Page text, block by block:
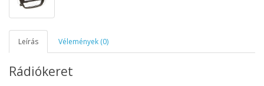
Leírás Vélemények (0)
Rádiókeret